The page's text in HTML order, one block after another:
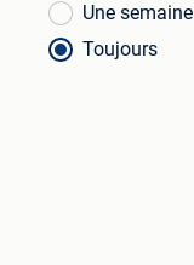
Une semaine
Toujours